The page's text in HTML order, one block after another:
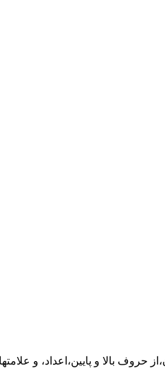
بالا و پایین،اعداد، و